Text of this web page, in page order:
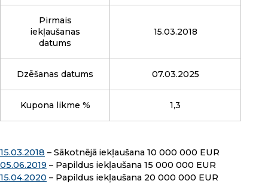
Pirmais
iekļaušanas
datums
15.03.2018
Dzēšanas datums 07.03.2025
Kupona likme % 1,3
15.03.2018 – Sākotnējā iekļaušana 10 000 000 EUR
05.06.2019 – Papildus iekļaušana 15 000 000 EUR
15.04.2020 – Papildus iekļaušana 20 000 000 EUR